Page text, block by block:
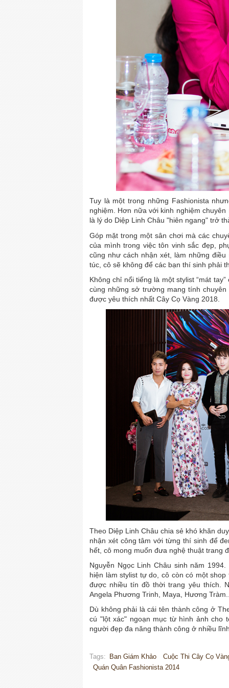
Tuy là một trong những Fashionista
nghiệm. Hơn nữa với kinh nghiệm
là lý do Diệp Linh Châu "hiên ngang" trở
Góp mặt trong một sân chơi mà các
của mình trong việc tôn vinh sắc đẹp,
cũng như cách nhận xét, làm những
túc, cô sẽ không để các bạn thí sinh phải
Không chỉ nổi tiếng là một stylist “mát
cùng những sở trường mang tính
được yêu thích nhất Cây Cọ Vàng 2018.
Theo Diệp Linh Châu chia sẻ khó khăn
nhận xét công tâm với từng thí sinh để
hết, cô mong muốn đưa nghệ thuật trang
Nguyễn Ngọc Linh Châu sinh năm
hiện làm stylist tự do, cô còn có một
được nhiều tín đồ thời trang yêu thích.
Angela Phương Trinh, Maya, Hương
Dù không phải là cái tên thành công ở
cú "lột xác" ngoạn mục từ hình ảnh cho
người đẹp đa năng thành công ở nhiều
Tags: Ban Giám Khảo
Cuộc Thi Cây Cọ
Quán Quân Fashionista 2014